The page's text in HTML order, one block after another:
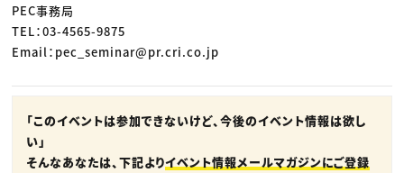
PEC事務局
TEL：03-4565-9875
Email：pec_seminar@pr.cri.co.jp
「このイベントは参加できないけど、今後のイベント情報は欲し
い」
そんなあなたは、下記よりイベント情報メールマガジンにご登録